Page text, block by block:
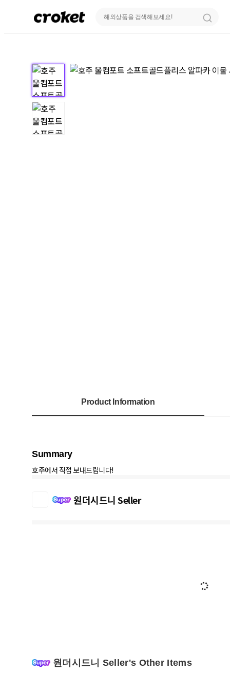
Product Information
Summary
호주에서 직접 보내드립니다!
원더시드니 Seller
원더시드니 Seller's Other Items